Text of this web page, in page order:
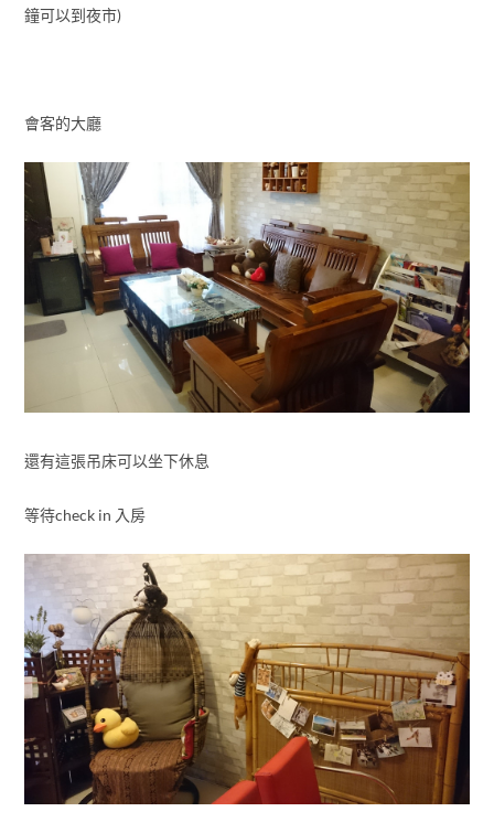
鐘可以到夜市)
會客的大廳
還有這張吊床可以坐下休息
等待check in 入房